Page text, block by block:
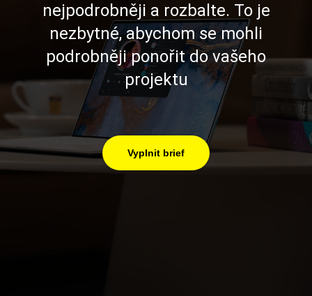
nejpodrobněji a rozbalte. To je
nezbytné, abychom se mohli
podrobněji ponořit do vašeho
projektu
Vyplnit brief